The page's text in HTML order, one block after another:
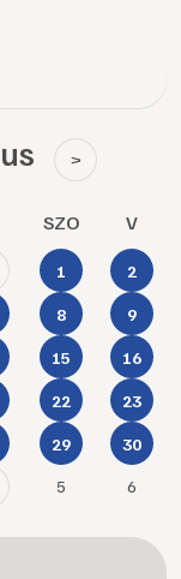
>
SZO V
1 2
8 9
15 16
22 23
29 30
5 6